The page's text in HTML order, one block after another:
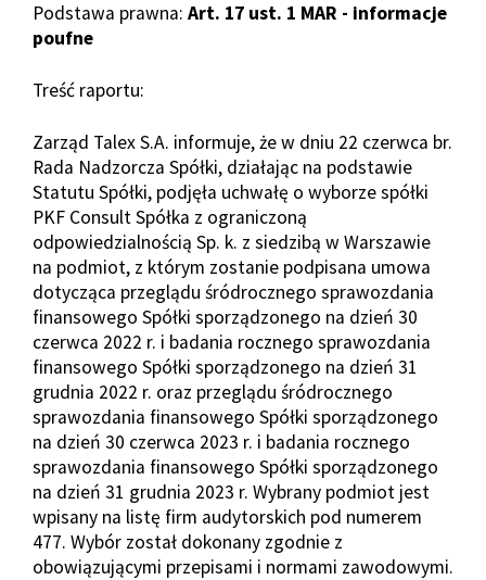
Podstawa prawna: Art. 17 ust. 1 MAR - informacje
poufne
Treść raportu:
Zarząd Talex S.A. informuje, że w dniu 22 czerwca br.
Rada Nadzorcza Spółki, działając na podstawie
Statutu Spółki, podjęła uchwałę o wyborze spółki
PKF Consult Spółka z ograniczoną
odpowiedzialnością Sp. k. z siedzibą w Warszawie
na podmiot, z którym zostanie podpisana umowa
dotycząca przeglądu śródrocznego sprawozdania
finansowego Spółki sporządzonego na dzień 30
czerwca 2022 r. i badania rocznego sprawozdania
finansowego Spółki sporządzonego na dzień 31
grudnia 2022 r. oraz przeglądu śródrocznego
sprawozdania finansowego Spółki sporządzonego
na dzień 30 czerwca 2023 r. i badania rocznego
sprawozdania finansowego Spółki sporządzonego
na dzień 31 grudnia 2023 r. Wybrany podmiot jest
wpisany na listę firm audytorskich pod numerem
477. Wybór został dokonany zgodnie z
obowiązującymi przepisami i normami zawodowymi.